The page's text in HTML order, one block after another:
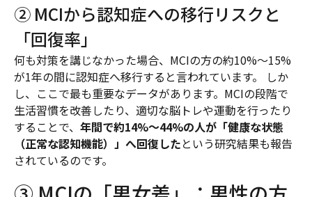
② MCIから認知症への移行リスクと
「回復率」
何も対策を講じなかった場合、MCIの方の約10%〜15%
が1年の間に認知症へ移行すると言われています。 しか
し、ここで最も重要なデータがあります。MCIの段階で
生活習慣を改善したり、適切な脳トレや運動を行ったり
することで、 年間で約14%〜44%の人が「健康な状態
（正常な認知機能）」へ回復したという研究結果も報告
されているのです。